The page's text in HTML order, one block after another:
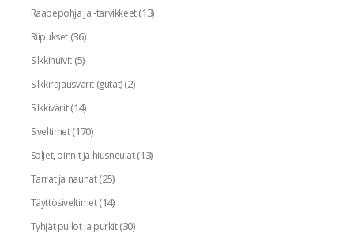
Raapepohja ja -tarvikkeet(13)
Riipukset(36)
Silkkihuivit(5)
Silkkirajausvärit (gutat)(2)
Silkkivärit(14)
Siveltimet(170)
Soljet, pinnit ja hiusneulat(13)
Tarrat ja nauhat(25)
Täyttösiveltimet(14)
Tyhjät pullot ja purkit(30)